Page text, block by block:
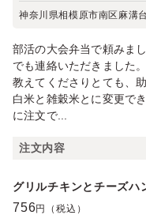
神奈川県相模原市南区麻溝台
部活の大会弁当で頼みま
でも連絡いただきました
教えてくださりとても、
白米と雑穀米とに変更で
に注文で...
注文内容
グリルチキンとチーズハ
756円（税込）